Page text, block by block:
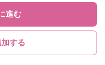
進む
する